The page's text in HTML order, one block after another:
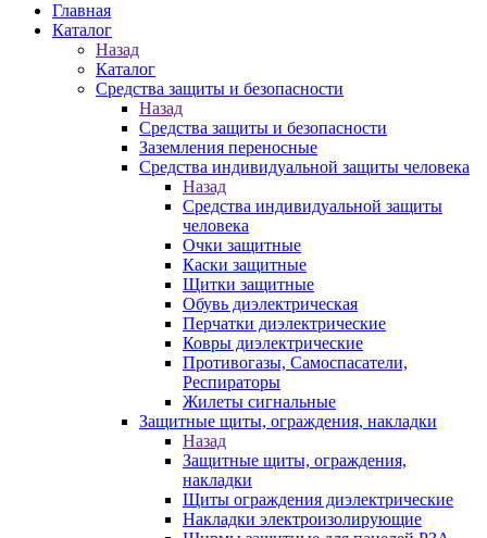
Главная
Каталог
Назад
Каталог
Средства защиты и безопасности
Назад
Средства защиты и безопасности
Заземления переносные
Средства индивидуальной защиты человека
Назад
Средства индивидуальной защиты
человека
Очки защитные
Каски защитные
Щитки защитные
Обувь диэлектрическая
Перчатки диэлектрические
Ковры диэлектрические
Противогазы, Самоспасатели,
Респираторы
Жилеты сигнальные
Защитные щиты, ограждения, накладки
Назад
Защитные щиты, ограждения,
накладки
Щиты ограждения диэлектрические
Накладки электроизолирующие